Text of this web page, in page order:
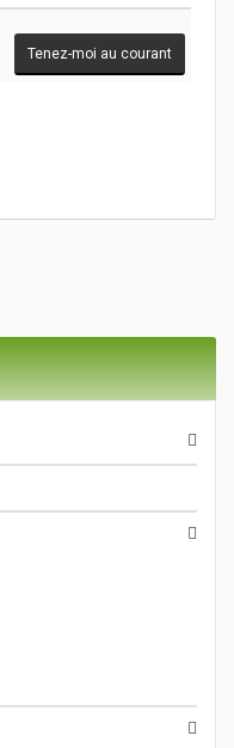
Tenez-moi au courant